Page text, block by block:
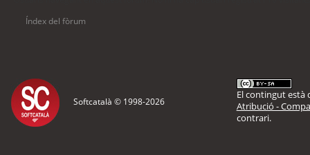
Índex del fòrum
Softcatalà © 1998-2026
El contingut està
Atribució -
contrari.